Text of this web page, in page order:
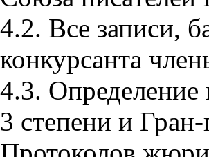
4.2. Все записи,
конкурсанта
4.3. Определение
3 степени и